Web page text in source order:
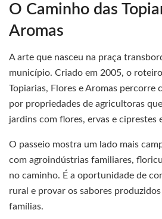
O Caminho das
Aromas
A arte que nasceu na praça
município. Criado em 2005, o
Topiarias, Flores e Aromas percorre
por propriedades de agricultoras
jardins com flores, ervas e ciprestes
O passeio mostra um lado mais
com agroindústrias familiares,
no caminho. É a oportunidade de
rural e provar os sabores
famílias.